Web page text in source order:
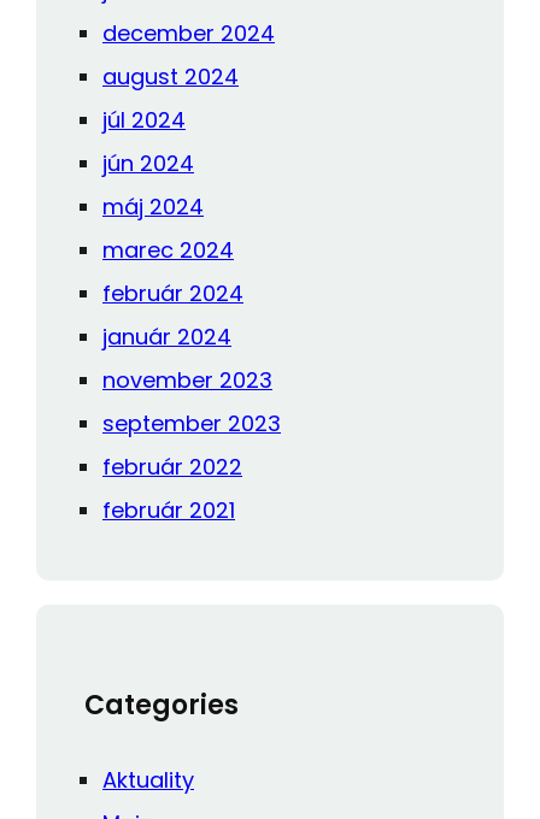
december 2024
august 2024
júl 2024
jún 2024
máj 2024
marec 2024
február 2024
január 2024
november 2023
september 2023
február 2022
február 2021
Categories
Aktuality